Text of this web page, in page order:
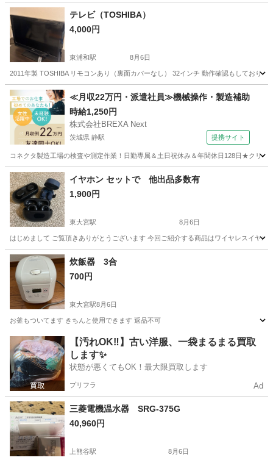
テレビ（TOSHIBA）
4,000円
東浦和駅 8月6日
2011年製 TOSHIBA リモコンあり（裏面カバーなし） 32インチ 動作確認もしており、
埼玉 さいたま市 東浦和駅 テレビ リモコン
≪月収22万円・派遣社員≫機械操作・製造補助
時給1,250円
株式会社BREXA Next
茨城県 静駅 提携サイト
コネクタ製造工場の検査や測定作業！日勤専属＆土日祝休み＆年間休日128日★クリ
茨城 常陸大宮市 静駅 その他
イヤホン セットで 他出品多数有
1,900円
東大宮駅 8月6日
はじめまして ご覧頂きありがとうございます 今回ご紹介する商品はワイヤレスイ
埼玉 さいたま市 東大宮駅
炊飯器 3合
700円
東大宮駅8月6日
お釜もついてます きちんと使用できます 返品不可
埼玉 さいたま市 東大宮駅 キッチン家電
【汚れOK‼️】古い洋服、一袋まるまる買取
します✨
状態が悪くてもOK！最大限買取します
プリフラ Ad
三菱電機温水器 SRG-375G
40,960円
上熊谷駅 8月6日